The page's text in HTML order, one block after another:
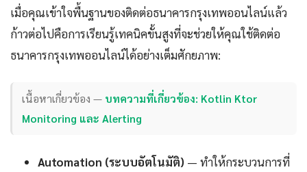
เมื่อคุณเข้าใจพื้นฐานของติดต่อธนาคารกรุงเทพออนไลน์แล้ว
ก้าวต่อไปคือการเรียนรู้เทคนิคขั้นสูงที่จะช่วยให้คุณใช้ติดต่อ
ธนาคารกรุงเทพออนไลน์ได้อย่างเต็มศักยภาพ:
เนื้อหาเกี่ยวข้อง — บทความที่เกี่ยวข้อง: Kotlin Ktor
Monitoring และ Alerting
Automation (ระบบอัตโนมัติ) — ทำให้กระบวนการที่